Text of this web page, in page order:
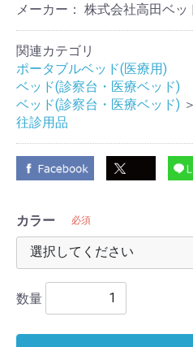
メーカー： 株式会社高田ベッ
関連カテゴリ
ポータブルベッド(医療用)
ベッド(診察台・医療ベッド)
ベッド(診察台・医療ベッド) ＞
往診用品
カラー 必須
数量